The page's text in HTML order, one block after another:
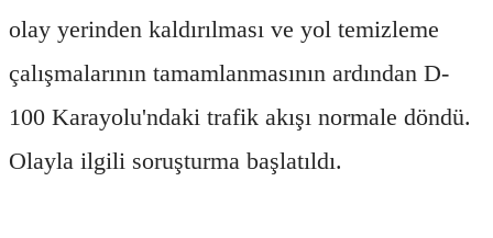
olay yerinden kaldırılması ve yol temizleme
çalışmalarının tamamlanmasının ardından D-
100 Karayolu'ndaki trafik akışı normale döndü.
Olayla ilgili soruşturma başlatıldı.